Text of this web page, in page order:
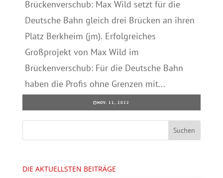
Brückenverschub: Max Wild setzt für die
Deutsche Bahn gleich drei Brücken an ihren
Platz Berkheim (jm). Erfolgreiches
Großprojekt von Max Wild im
Brückenverschub: Für die Deutsche Bahn
haben die Profis ohne Grenzen mit...
NOV. 11, 2022
DIE AKTUELLSTEN BEITRÄGE